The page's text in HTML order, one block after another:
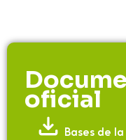
oficial
Bases de